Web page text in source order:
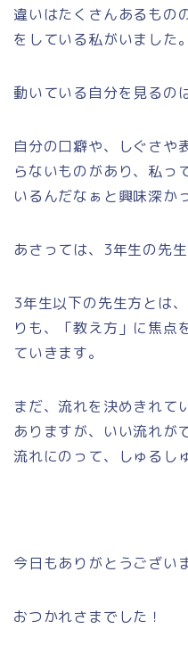
違いはたくさんあるもの
をしている私がいました。
動いている自分を見るの
自分の口癖や、しぐさや
らないものがあり、私っ
いるんだなぁと興味深か
あさっては、3年生の先
3年生以下の先生方とは
りも、「教え方」に焦点
ていきます。
まだ、流れを決めきれて
ありますが、いい流れが
流れにのって、しゅるし
今日もありがとうござい
おつかれさまでした！